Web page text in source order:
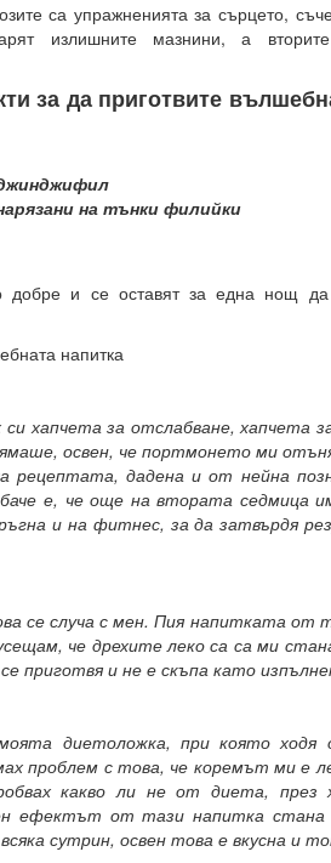
са упражненията за сърцето,
излишните мазнини, а
за да приготвите
на тънки филийки
добре и се оставят за една нощ
напитка
си хапчета за отслабване, хапчета
освен, че портмонето ми
рецептата, дадена и от нейна
е, че още на втората седмица
и на фитнес, за да затвърдя
се случа с мен. Пия напитката от
че дрехите леко са са ми
приготвя и не е скъпа като
диетоложка, при която ходя
проблем с това, че коремът ми е
какво ли не от диета, през
ефектът от тази напитка стана
сутрин, освен това е вкусна и